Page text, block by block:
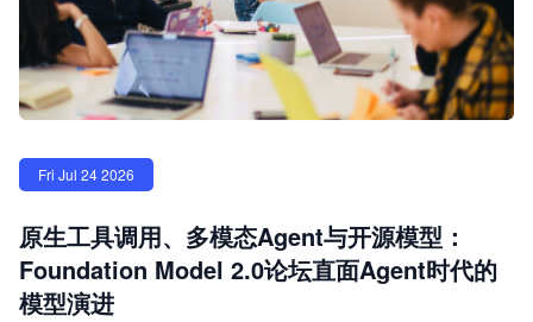
Fri Jul 24 2026
原生工具调用、多模态Agent与开源模型：
Foundation Model 2.0论坛直面Agent时代的
模型演进